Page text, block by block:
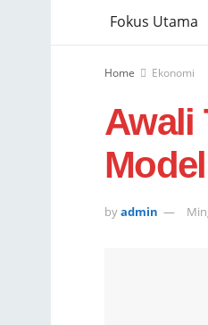
Fokus Utama
Home Ekonomi
Awali
byadmin